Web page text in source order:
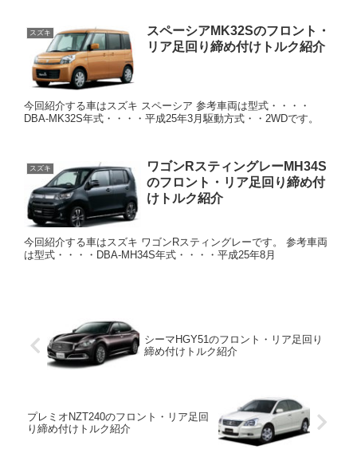
スズキ
スペーシアMK32Sのフロント・
リア足回り締め付けトルク紹介
今回紹介する車はスズキ スペーシア 参考車両は型式・・・・
DBA-MK32S年式・・・・平成25年3月駆動方式・・2WDです。
スズキ
ワゴンRスティングレーMH34S
のフロント・リア足回り締め付
けトルク紹介
今回紹介する車はスズキ ワゴンRスティングレーです。 参考車両
は型式・・・・DBA-MH34S年式・・・・平成25年8月
シーマHGY51のフロント・リア足回り
締め付けトルク紹介
プレミオNZT240のフロント・リア足回
り締め付けトルク紹介